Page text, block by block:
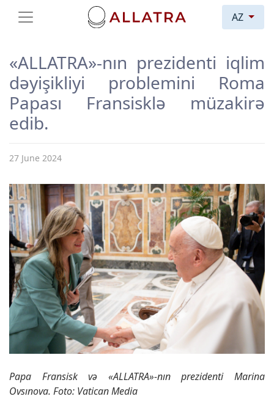
AZ
«ALLATRA»-nın prezidenti iqlim
dəyişikliyi problemini Roma
Papası Fransisklə müzakirə
edib.
27 June 2024
Papa Fransisk və «ALLATRA»-nın prezidenti Marina
Ovsınova. Foto: Vatican Media